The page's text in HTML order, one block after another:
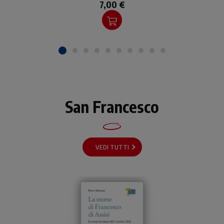
formazione.
7,00 €
San Francesco
VEDI TUTTI